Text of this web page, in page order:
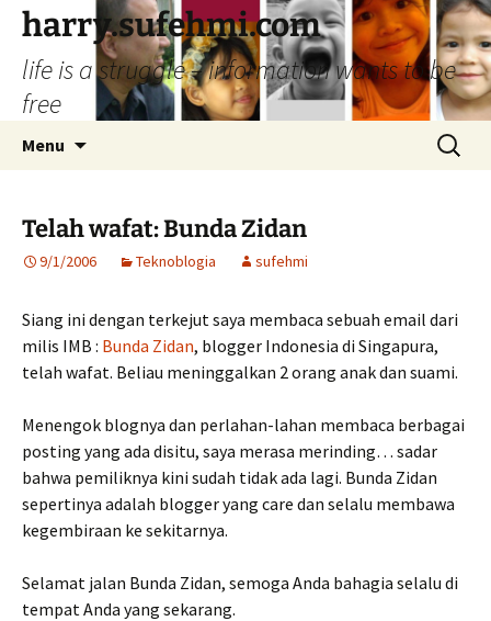
Skip
content
harry.sufehmi.com
life is a struggle – information wants to be
free
Menu
Search
for:
Telah wafat: Bunda Zidan
9/1/2006 Teknoblogia sufehmi
Siang ini dengan terkejut saya membaca sebuah email dari
milis IMB : Bunda Zidan, blogger Indonesia di Singapura,
telah wafat. Beliau meninggalkan 2 orang anak dan suami.
Menengok blognya dan perlahan-lahan membaca berbagai
posting yang ada disitu, saya merasa merinding… sadar
bahwa pemiliknya kini sudah tidak ada lagi. Bunda Zidan
sepertinya adalah blogger yang care dan selalu membawa
kegembiraan ke sekitarnya.
Selamat jalan Bunda Zidan, semoga Anda bahagia selalu di
tempat Anda yang sekarang.